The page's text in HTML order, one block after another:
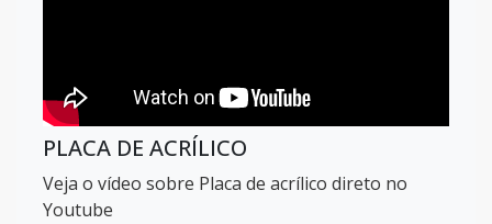
PLACA DE ACRÍLICO
Veja o vídeo sobre Placa de acrílico direto no
Youtube